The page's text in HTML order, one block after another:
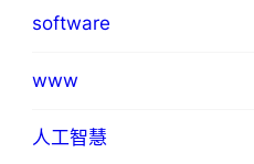
software
www
人工智慧